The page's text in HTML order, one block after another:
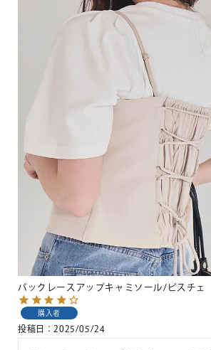
バックレースアップキャミソール/ビスチェ
購入者
投稿日 2025/05/24